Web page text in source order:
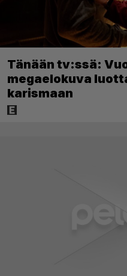
Tänään tv:ssä:
megaelokuva
karismaan